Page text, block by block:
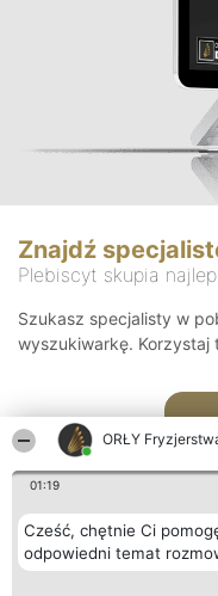
ORŁY
01:19
Cześć, chętnie Ci
odpowiedni temat
Znajdź
Plebiscyt skupia
Szukasz specjalisty w
wyszukiwarkę. Korzystaj